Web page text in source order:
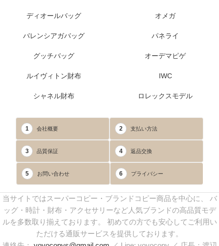
ディオールバッグ
バレンシアガバッグ
グッチバッグ
ルイヴィトン財布
シャネル財布
オメガ
パネライ
オーデマピゲ
IWC
ロレックスモデル
1 会社概要 2 支払い方法
3 品質保証 4 返品交換
5 お問い合わせ 6 プライバシー
当サイトではスーパーコピー・ブランドコピー商品を中心に、 バ
ッグ・時計・財布・アクセサリーなど人気ブランドの高品質モデ
ルを多数取り揃えております。 初めての方でも安心してご利用い
ただける通販サービスを提供しております。